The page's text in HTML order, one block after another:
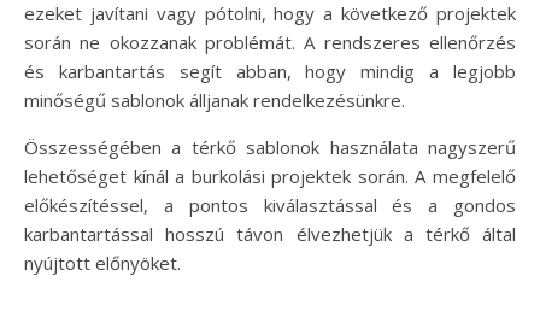
ezeket javítani vagy pótolni, hogy a következő projektek
során ne okozzanak problémát. A rendszeres ellenőrzés
és karbantartás segít abban, hogy mindig a legjobb
minőségű sablonok álljanak rendelkezésünkre.
Összességében a térkő sablonok használata nagyszerű
lehetőséget kínál a burkolási projektek során. A megfelelő
előkészítéssel, a pontos kiválasztással és a gondos
karbantartással hosszú távon élvezhetjük a térkő által
nyújtott előnyöket.